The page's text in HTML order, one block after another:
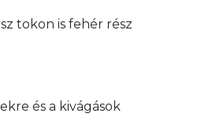
tokon is fehér rész
és a kivágások